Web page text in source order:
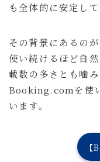
も全体的に安定して
その背景にあるの
使い続けるほど自
載数の多さとも噛
Booking.comを使
います。